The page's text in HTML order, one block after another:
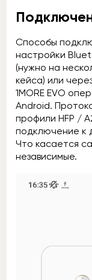
Способы
настройки
(нужно на
кейса) или
1MORE EVO
Android.
профили HFP /
подключение к
Что касается
независимые.